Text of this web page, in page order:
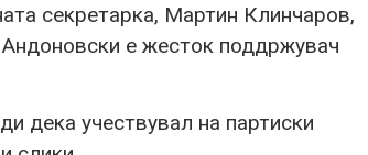
секретарка, Мартин Клинчаров,
е жесток поддржувач
дека учествувал на партиски